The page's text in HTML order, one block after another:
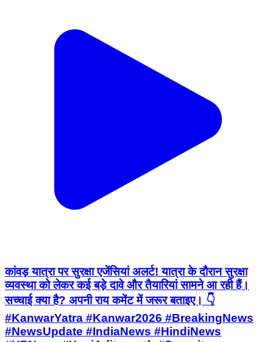
कांवड़ यात्रा पर सुरक्षा एजेंसियां अलर्ट! यात्रा के दौरान सुरक्षा
व्यवस्था को लेकर कई बड़े दावे और तैयारियां सामने आ रही हैं।
सच्चाई क्या है? अपनी राय कमेंट में जरूर बताइए। 👇
#KanwarYatra #Kanwar2026 #BreakingNews
#NewsUpdate #IndiaNews #HindiNews